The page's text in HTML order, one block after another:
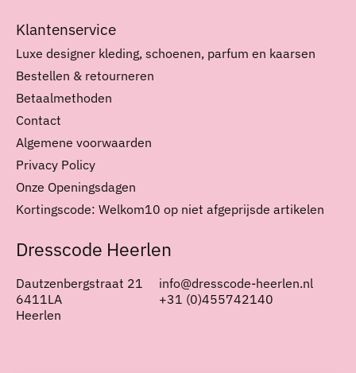
Klantenservice
Luxe designer kleding, schoenen, parfum en kaarsen
Bestellen & retourneren
Betaalmethoden
Contact
Algemene voorwaarden
Privacy Policy
Onze Openingsdagen
Kortingscode: Welkom10 op niet afgeprijsde artikelen
Dresscode Heerlen
Dautzenbergstraat 21
6411LA
Heerlen
info@dresscode-heerlen.nl
+31 (0)455742140